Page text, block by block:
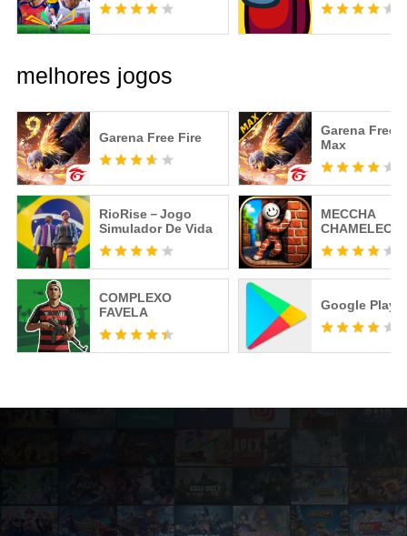
melhores jogos
Garena Free Fire
RioRise－Jogo
Simulador De Vida
COMPLEXO
FAVELA
Garena Free
Max
MECCHA
CHAMELEON
Google Play